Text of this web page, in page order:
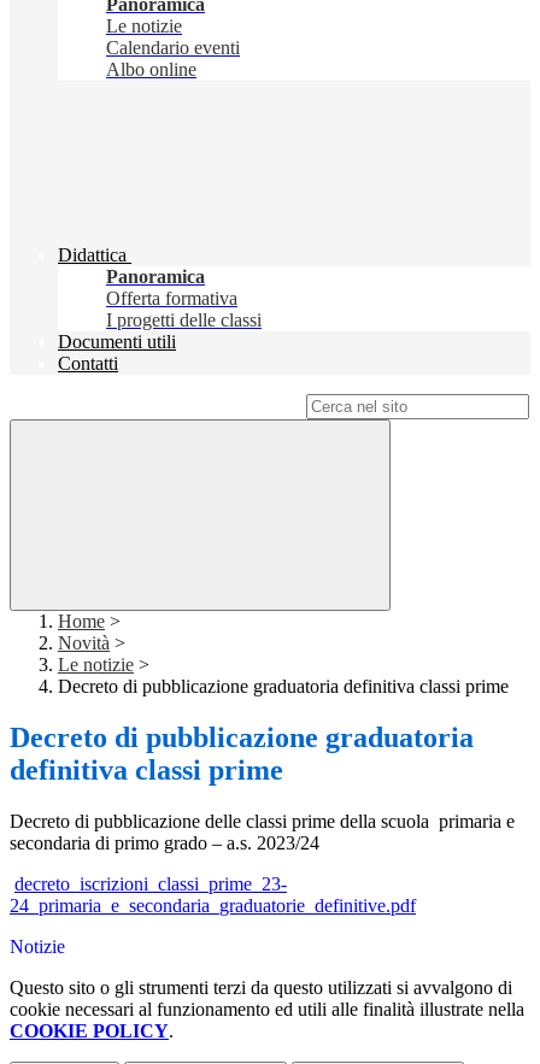
Panoramica
Le notizie
Calendario eventi
Albo online
Didattica
Panoramica
Offerta formativa
I progetti delle classi
Documenti utili
Contatti
Home >
Novità >
Le notizie >
Decreto di pubblicazione graduatoria definitiva classi prime
Decreto di pubblicazione graduatoria
definitiva classi prime
Decreto di pubblicazione delle classi prime della scuola primaria e
secondaria di primo grado – a.s. 2023/24
decreto_iscrizioni_classi_prime_23-
24_primaria_e_secondaria_graduatorie_definitive.pdf
Notizie
Questo sito o gli strumenti terzi da questo utilizzati si avvalgono di
cookie necessari al funzionamento ed utili alle finalità illustrate nella
COOKIE POLICY.